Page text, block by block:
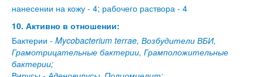
нанесении на кожу - 4; рабочего раствора - 4
10. Активно в отношении:
Бактерии - Mycobacterium terrae, Возбудители ВБИ,
Грамотрицательные бактерии, Грамположительные
бактерии;